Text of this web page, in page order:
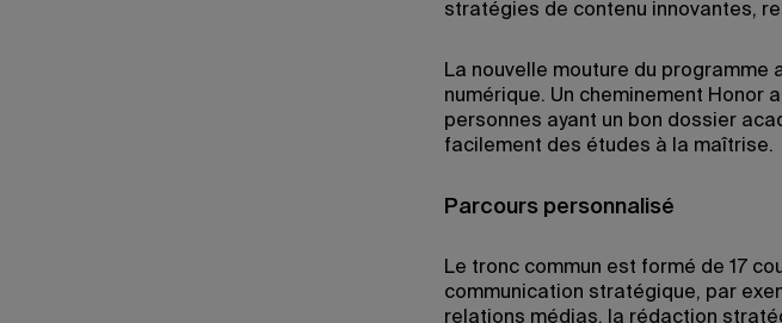
stratégies de contenu innovantes,
La nouvelle mouture du
numérique. Un cheminement Honor
personnes ayant un bon dossier
facilement des études à la maîtrise.
Parcours personnalisé
Le tronc commun est formé de 17
communication stratégique, par
relations médias, la rédaction